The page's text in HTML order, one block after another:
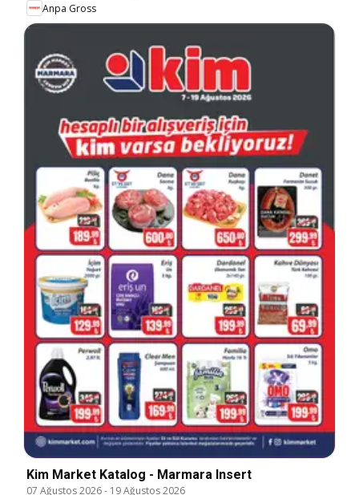
Anpa Gross
Kim Market Katalog - Marmara Insert
07 Ağustos 2026- 19 Ağustos 2026